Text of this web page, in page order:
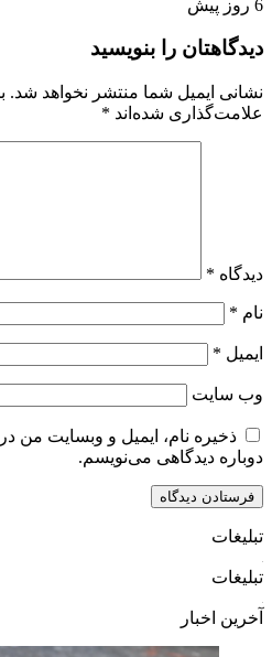
6 روز پیش
دیدگاهتان را بنویسید
نشانی ایمیل شما منتشر نخواهد شد.
علامت‌گذاری شده‌اند *
دیدگاه *
نام *
ایمیل *
وب‌ سایت
ذخیره نام، ایمیل و وبسایت من
دوباره دیدگاهی می‌نویسم.
تبلیغات